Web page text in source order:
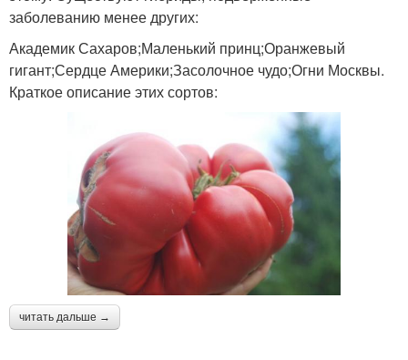
заболеванию менее других:
Академик Сахаров;Маленький принц;Оранжевый
гигант;Сердце Америки;Засолочное чудо;Огни Москвы.
Краткое описание этих сортов:
читать дальше →